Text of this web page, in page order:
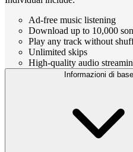
Ad-free music listening
Download up to 10,000
Play any track without
Unlimited skips
High-quality audio
Informazioni di base